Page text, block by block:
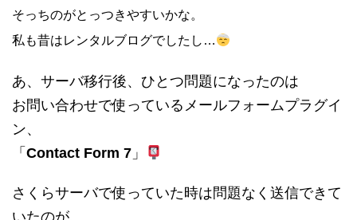
そっちのがとっつきやすいかな。
私も昔はレンタルブログでしたし…
あ、サーバ移行後、ひとつ問題になったのは
お問い合わせで使っているメールフォームプラグイ
ン、
「 Contact Form 7 」
さくらサーバで使っていた時は問題なく送信できて
いたのが、